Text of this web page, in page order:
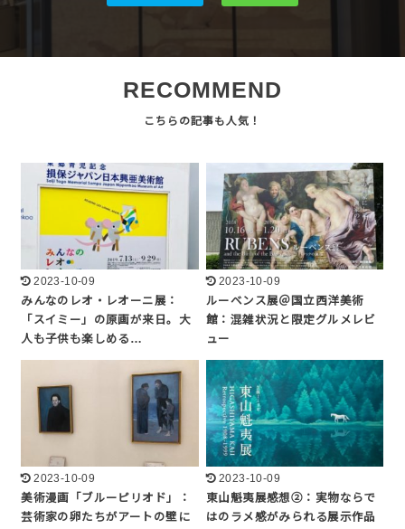
RECOMMEND
2023-10-09
みんなのレオ・レオーニ展：
「スイミー」の原画が来日。大
人も子供も楽しめる…
2023-10-09
ルーベンス展＠国立西洋美術
館：混雑状況と限定グルメレビ
ュー
2023-10-09
美術漫画「ブルーピリオド」：
芸術家の卵たちがアートの壁に
2023-10-09
東山魁夷展感想②：実物ならで
はのラメ感がみられる展示作品